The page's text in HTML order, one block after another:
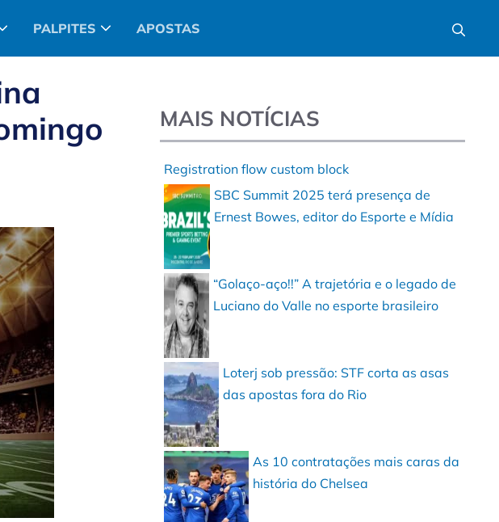
PALPITES APOSTAS
MAIS NOTÍCIAS
Registration flow custom block
SBC Summit 2025 terá presença de
Ernest Bowes, editor do Esporte e Mídia
“Golaço-aço!!” A trajetória e o legado de
Luciano do Valle no esporte brasileiro
Loterj sob pressão: STF corta as asas
das apostas fora do Rio
As 10 contratações mais caras da
história do Chelsea